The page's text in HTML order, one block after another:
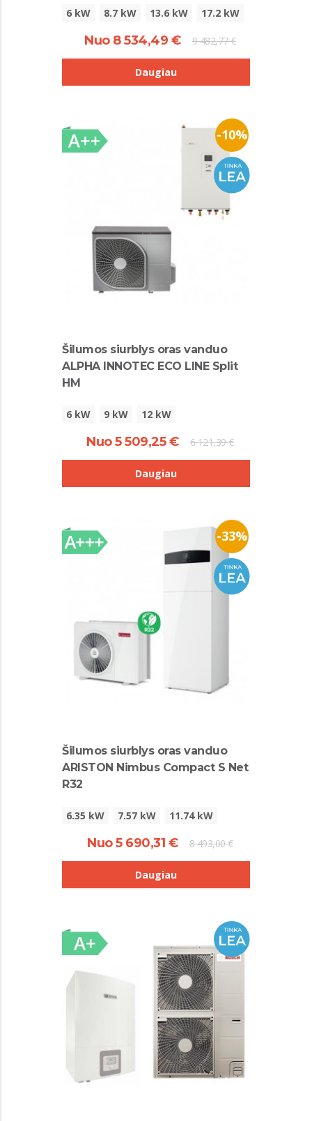
6 kW 8.7 kW 13.6 kW 17.2 kW
Nuo 8 534,49 € 9 482,77 €
Daugiau
-10%
Šilumos siurblys oras vanduo
ALPHA INNOTEC ECO LINE Split
HM
6 kW 9 kW 12 kW
Nuo 5 509,25 € 6 121,39 €
Daugiau
-33%
Šilumos siurblys oras vanduo
ARISTON Nimbus Compact S Net
R32
6.35 kW 7.57 kW 11.74 kW
Nuo 5 690,31 € 8 493,00 €
Daugiau